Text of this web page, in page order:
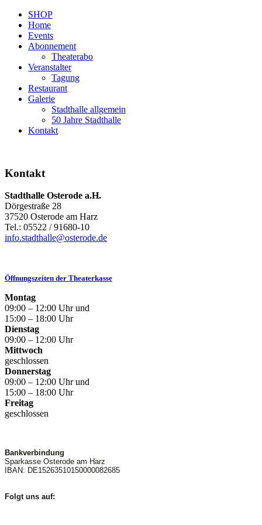
SHOP
Home
Events
Abonnement
Theaterabo
Veranstalter
Tagung
Restaurant
Galerie
Stadthalle allgemein
50 Jahre Stadthalle
Kontakt
Kontakt
Stadthalle Osterode a.H.
Dörgestraße 28
37520 Osterode am Harz
Tel.: 05522 / 91680-10
info.stadthalle@osterode.de
Öffnungszeiten der Theaterkasse
Montag
09:00 – 12:00 Uhr und
15:00 – 18:00 Uhr
Dienstag
09:00 – 12:00 Uhr
Mittwoch
geschlossen
Donnerstag
09:00 – 12:00 Uhr und
15:00 – 18:00 Uhr
Freitag
geschlossen
Bankverbindung
Sparkasse Osterode am Harz
IBAN: DE15263510150000082685
Folgt uns auf: